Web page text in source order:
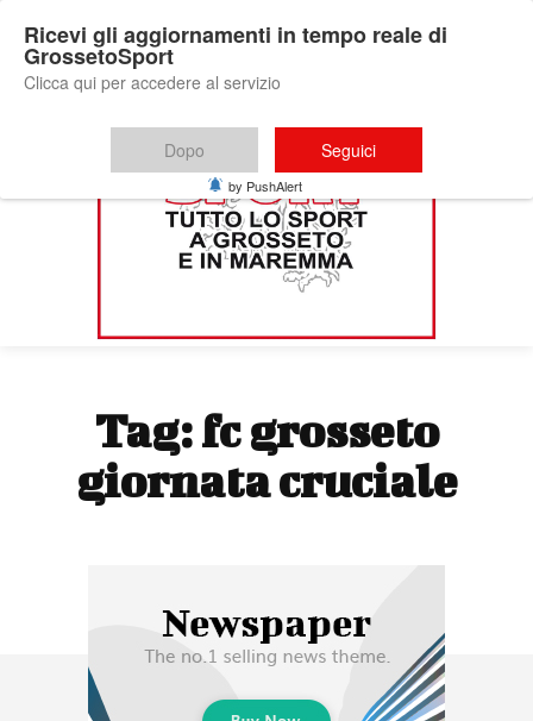
Tag:fc grosseto
giornata cruciale
Ricevi gli aggiornamenti in tempo reale di
GrossetoSport
Clicca qui per accedere al servizio
Dopo Seguici
by PushAlert